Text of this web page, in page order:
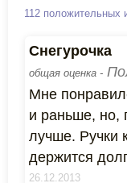
112 положительных
Снегурочка
общая оценка -
Мне
и раньше, но,
лучше. Ручки
держится
26.12.2013